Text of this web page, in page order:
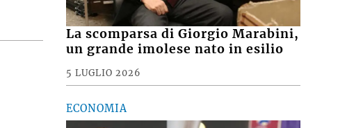
La scomparsa di Giorgio Marabini,
un grande imolese nato in esilio
5 LUGLIO 2026
ECONOMIA